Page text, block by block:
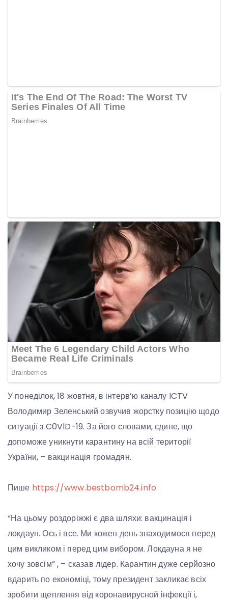
У понеділок, 18 жовтня, в інтерв’ю каналу ICTV
Володимир Зеленський озвучив жорстку позицію щодо
ситуації з C0VlD-19. За його словами, єдине, що
допоможе уникнути карантину на всій території
України, – вакцинація громадян.
Пише https://www.bestbomb24.info
“На цьому роздоріжжі є два шляхи: вакцинація і
локдаун. Ось і все. Ми кожен день знаходимося перед
цим викликом і перед цим вибором. Локдауна я не
хочу зовсім” , – сказав лідер. Карантин дуже серйозно
вдарить по економіці, тому президент закликає всіх
зробити щеплення від коронавирусной інфекції і,